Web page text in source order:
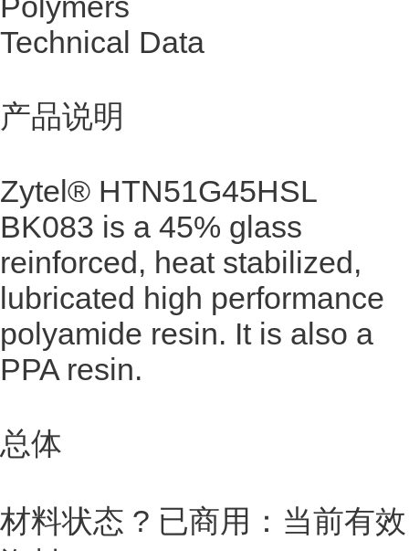
Technical Data
产品说明
Zytel® HTN51G45HSL
BK083 is a 45% glass
reinforced, heat stabilized,
lubricated high performance
polyamide resin. It is also a
PPA resin.
总体
材料状态 ? 已商用：当前有效